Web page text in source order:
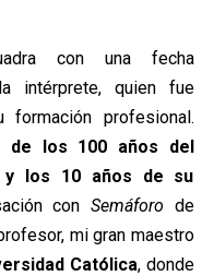
con una fecha
intérprete, quien fue
formación profesional.
de los 100 años del
y los 10 años de su
con Semáforo de
mi gran maestro
Católica, donde